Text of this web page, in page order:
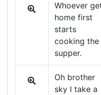
Whoever
home first
starts
cooking the
supper.
Oh brother
sky I take a